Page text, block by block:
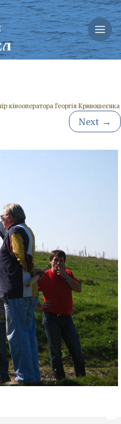
кінооператора Георгія Кривошеєнка
Next →